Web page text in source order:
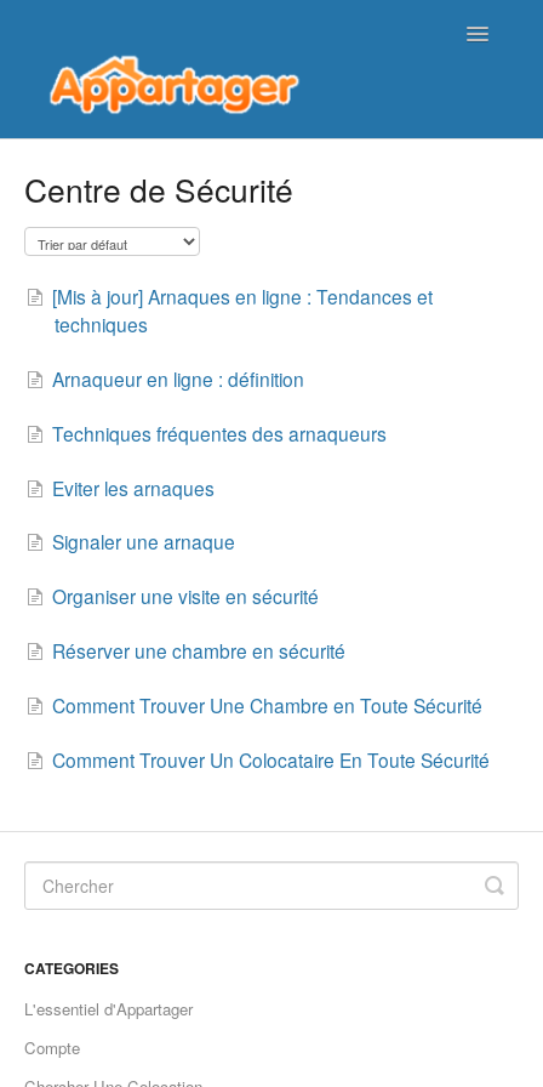
Toggle
Centre de Sécurité
[Mis à jour] Arnaques en ligne : Tendances et
techniques
Arnaqueur en ligne : définition
Techniques fréquentes des arnaqueurs
Eviter les arnaques
Signaler une arnaque
Organiser une visite en sécurité
Réserver une chambre en sécurité
Comment Trouver Une Chambre en Toute Sécurité
Comment Trouver Un Colocataire En Toute Sécurité
CATEGORIES
L'essentiel d'Appartager
Compte